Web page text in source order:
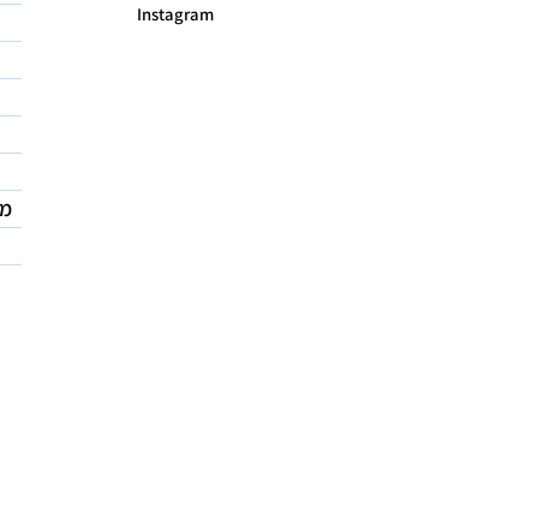
Instagram